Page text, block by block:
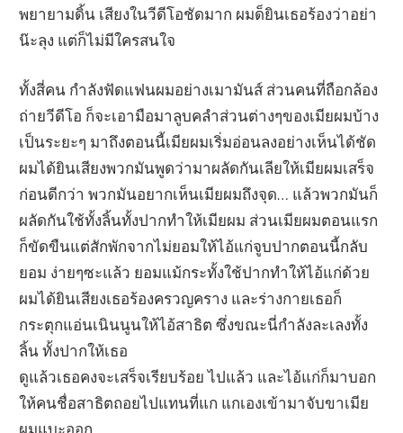
พยายามดิ้น เสียงในวีดีโอชัดมาก ผมด็ยินเธอร้องว่าอย่า
น๊ะลุง แต่ก็ไม่มีใครสนใจ
ทั้งสี่คน กำลังฟัดแฟนผมอย่างเมามันส์ ส่วนคนที่ถือกล้อง
ถ่ายวีดีโอ ก็จะเอามือมาลูบคลำส่วนต่างๆของเมียผมบ้าง
เป็นระยะๆ มาถึงตอนนี้เมียผมเริ่มอ่อนลงอย่างเห็นได้ชัด
ผมได้ยินเสียงพวกมันพูดว่ามาผลัดกันเลียให้เมียผมเสร็จ
ก่อนดีกว่า พวกมันอยากเห็นเมียผมถึงจุด… แล้วพวกมันก็
ผลัดกันใช้ทั้งลิ้นทั้งปากทำให้เมียผม ส่วนเมียผมตอนแรก
ก็ขัดขืนแต่สักพักจากไม่ยอมให้ไอ้แก่จูบปากตอนนี้กลับ
ยอม ง่ายๆซะแล้ว ยอมแม้กระทั้งใช้ปากทำให้ไอ้แก่ด้วย
ผมได้ยินเสียงเธอร้องครวญคราง และร่างกายเธอก็
กระตุกแอ่นเนินนูนให้ไอ้สาธิต ซึ่งขณะนี่กำลังละเลงทั้ง
ลิ้น ทั้งปากให้เธอ
ดูแล้วเธอคงจะเสร็จเรียบร้อย ไปแล้ว และไอ้แก่ก็มาบอก
ให้คนชื่อสาธิตถอยไปแทนที่แก แกเองเข้ามาจับขาเมีย
ผมแบะออก